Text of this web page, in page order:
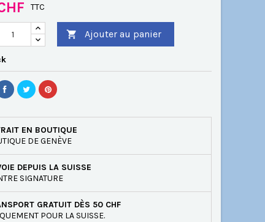
TTC
 Ajouter au panier
EN BOUTIQUE
DE GENÈVE
DEPUIS LA SUISSE
SIGNATURE
GRATUIT DÈS 50 CHF
POUR LA SUISSE.